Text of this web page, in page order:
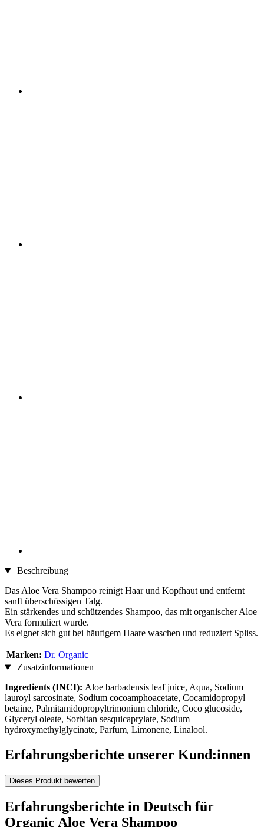
Beschreibung
Das Aloe Vera Shampoo reinigt Haar und Kopfhaut und entfernt
sanft überschüssigen Talg.
Ein stärkendes und schützendes Shampoo, das mit organischer Aloe
Vera formuliert wurde.
Es eignet sich gut bei häufigem Haare waschen und reduziert Spliss.
Marken: Dr. Organic
Zusatzinformationen
Ingredients (INCI): Aloe barbadensis leaf juice, Aqua, Sodium
lauroyl sarcosinate, Sodium cocoamphoacetate, Cocamidopropyl
betaine, Palmitamidopropyltrimonium chloride, Coco glucoside,
Glyceryl oleate, Sorbitan sesquicaprylate, Sodium
hydroxymethylglycinate, Parfum, Limonene, Linalool.
Erfahrungsberichte unserer Kund:innen
Dieses Produkt bewerten
Erfahrungsberichte in Deutsch für
Organic Aloe Vera Shampoo